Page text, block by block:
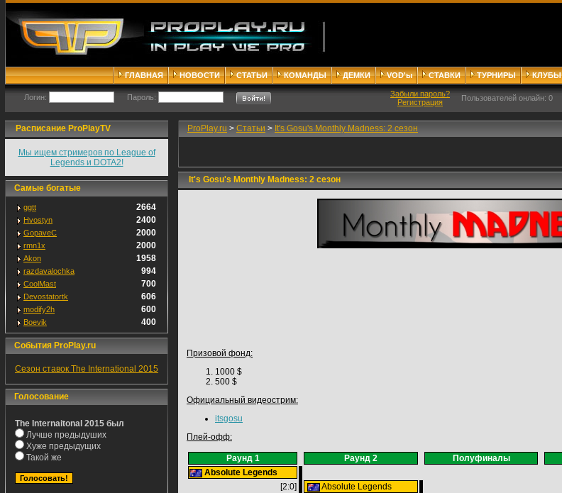
ГЛАВНАЯ НОВОСТИ СТАТЬИ КОМАНДЫ ДЕМКИ VOD'ы СТАВКИ ТУРНИРЫ КЛУБЫ
Логин: Пароль:
Забыли пароль?
Регистрация
Пользователей онлайн: 0
Расписание ProPlayTV
Мы ищем стримеров по League of
Legends и DOTA2!
Самые богатые
ggtt 2664
Hvostyn 2400
GopaveC 2000
rmn1x 2000
Akon 1958
razdavalochka 994
CoolMast 700
Devostatortk 606
modify2h 600
Boevik 400
События ProPlay.ru
Сезон ставок The International 2015
Голосование
The Internaitonal 2015 был
Лучше предыдуших
Хуже предыдущих
Такой же
ProPlay.ru > Статьи > It's Gosu's Monthly Madness: 2 сезон
It's Gosu's Monthly Madness: 2 сезон
Призовой фонд:
1000 $
500 $
Официальный видеострим:
itsgosu
Плей-офф:
Раунд 1 Раунд 2 Полуфиналы
Absolute Legends
[2:0]
Absolute Legends